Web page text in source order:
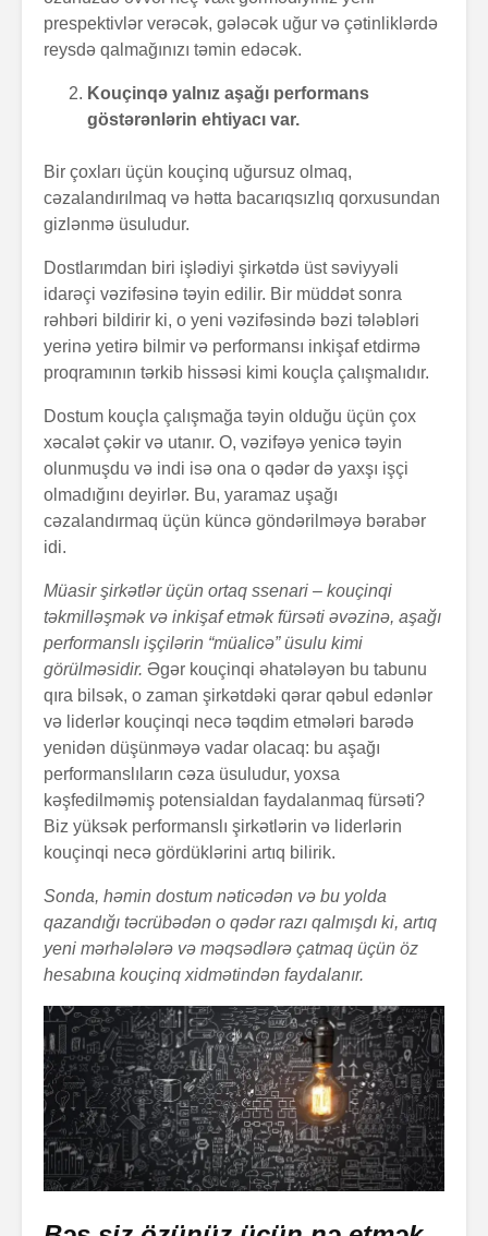
prespektivlər verəcək, gələcək uğur və çətinliklərdə
reysdə qalmağınızı təmin edəcək.
Kouçinqə yalnız aşağı performans
göstərənlərin ehtiyacı var.
Bir çoxları üçün kouçinq uğursuz olmaq,
cəzalandırılmaq və hətta bacarıqsızlıq qorxusundan
gizlənmə üsuludur.
Dostlarımdan biri işlədiyi şirkətdə üst səviyyəli
idarəçi vəzifəsinə təyin edilir. Bir müddət sonra
rəhbəri bildirir ki, o yeni vəzifəsində bəzi tələbləri
yerinə yetirə bilmir və performansı inkişaf etdirmə
proqramının tərkib hissəsi kimi kouçla çalışmalıdır.
Dostum kouçla çalışmağa təyin olduğu üçün çox
xəcalət çəkir və utanır. O, vəzifəyə yenicə təyin
olunmuşdu və indi isə ona o qədər də yaxşı işçi
olmadığını deyirlər. Bu, yaramaz uşağı
cəzalandırmaq üçün küncə göndərilməyə bərabər
idi.
Müasir şirkətlər üçün ortaq ssenari – kouçinqi
təkmilləşmək və inkişaf etmək fürsəti əvəzinə, aşağı
performanslı işçilərin “müalicə” üsulu kimi
görülməsidir. Əgər kouçinqi əhatələyən bu tabunu
qıra bilsək, o zaman şirkətdəki qərar qəbul edənlər
və liderlər kouçinqi necə təqdim etmələri barədə
yenidən düşünməyə vadar olacaq: bu aşağı
performanslıların cəza üsuludur, yoxsa
kəşfedilməmiş potensialdan faydalanmaq fürsəti?
Biz yüksək performanslı şirkətlərin və liderlərin
kouçinqi necə gördüklərini artıq bilirik.
Sonda, həmin dostum nəticədən və bu yolda
qazandığı təcrübədən o qədər razı qalmışdı ki, artıq
yeni mərhələlərə və məqsədlərə çatmaq üçün öz
hesabına kouçinq xidmətindən faydalanır.